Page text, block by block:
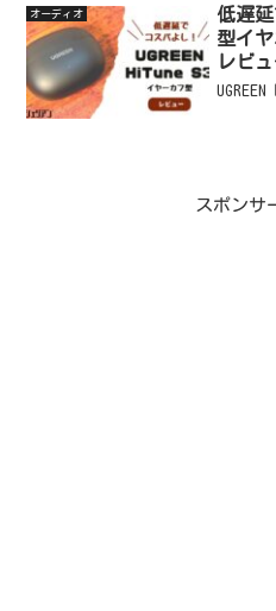
（
オーディオ
低遅
型イヤ
レビュ
スポンサ